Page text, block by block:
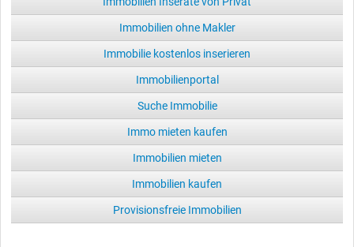
Immobilien ohne Makler
Immobilie kostenlos inserieren
Immobilienportal
Suche Immobilie
Immo mieten kaufen
Immobilien mieten
Immobilien kaufen
Provisionsfreie Immobilien